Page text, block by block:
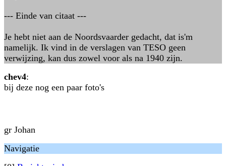
--- Einde van citaat ---
Je hebt niet aan de Noordsvaarder gedacht, dat is'm
namelijk. Ik vind in de verslagen van TESO geen
verwijzing, kan dus zowel voor als na 1940 zijn.
chev4:
bij deze nog een paar foto's
gr Johan
Navigatie